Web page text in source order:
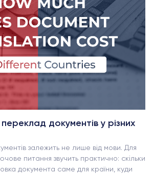
документів у різних
залежить не лише від мови. Для
питання звучить практично: скільки
документа саме для країни, куди